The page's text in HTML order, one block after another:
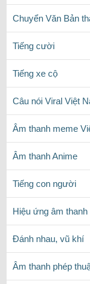
Chuyển Văn Bản
Tiếng cười
Tiếng xe cộ
Câu nói Viral Việt
Âm thanh meme
Âm thanh Anime
Tiếng con người
Hiệu ứng âm thanh
Đánh nhau, vũ khí
Âm thanh phép